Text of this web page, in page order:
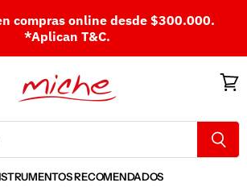
compras online desde $300.000.
*Aplican T&C.
RECOMENDADOS